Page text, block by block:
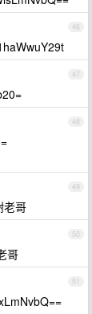
46
47
48
49
老哥
50
哥
51